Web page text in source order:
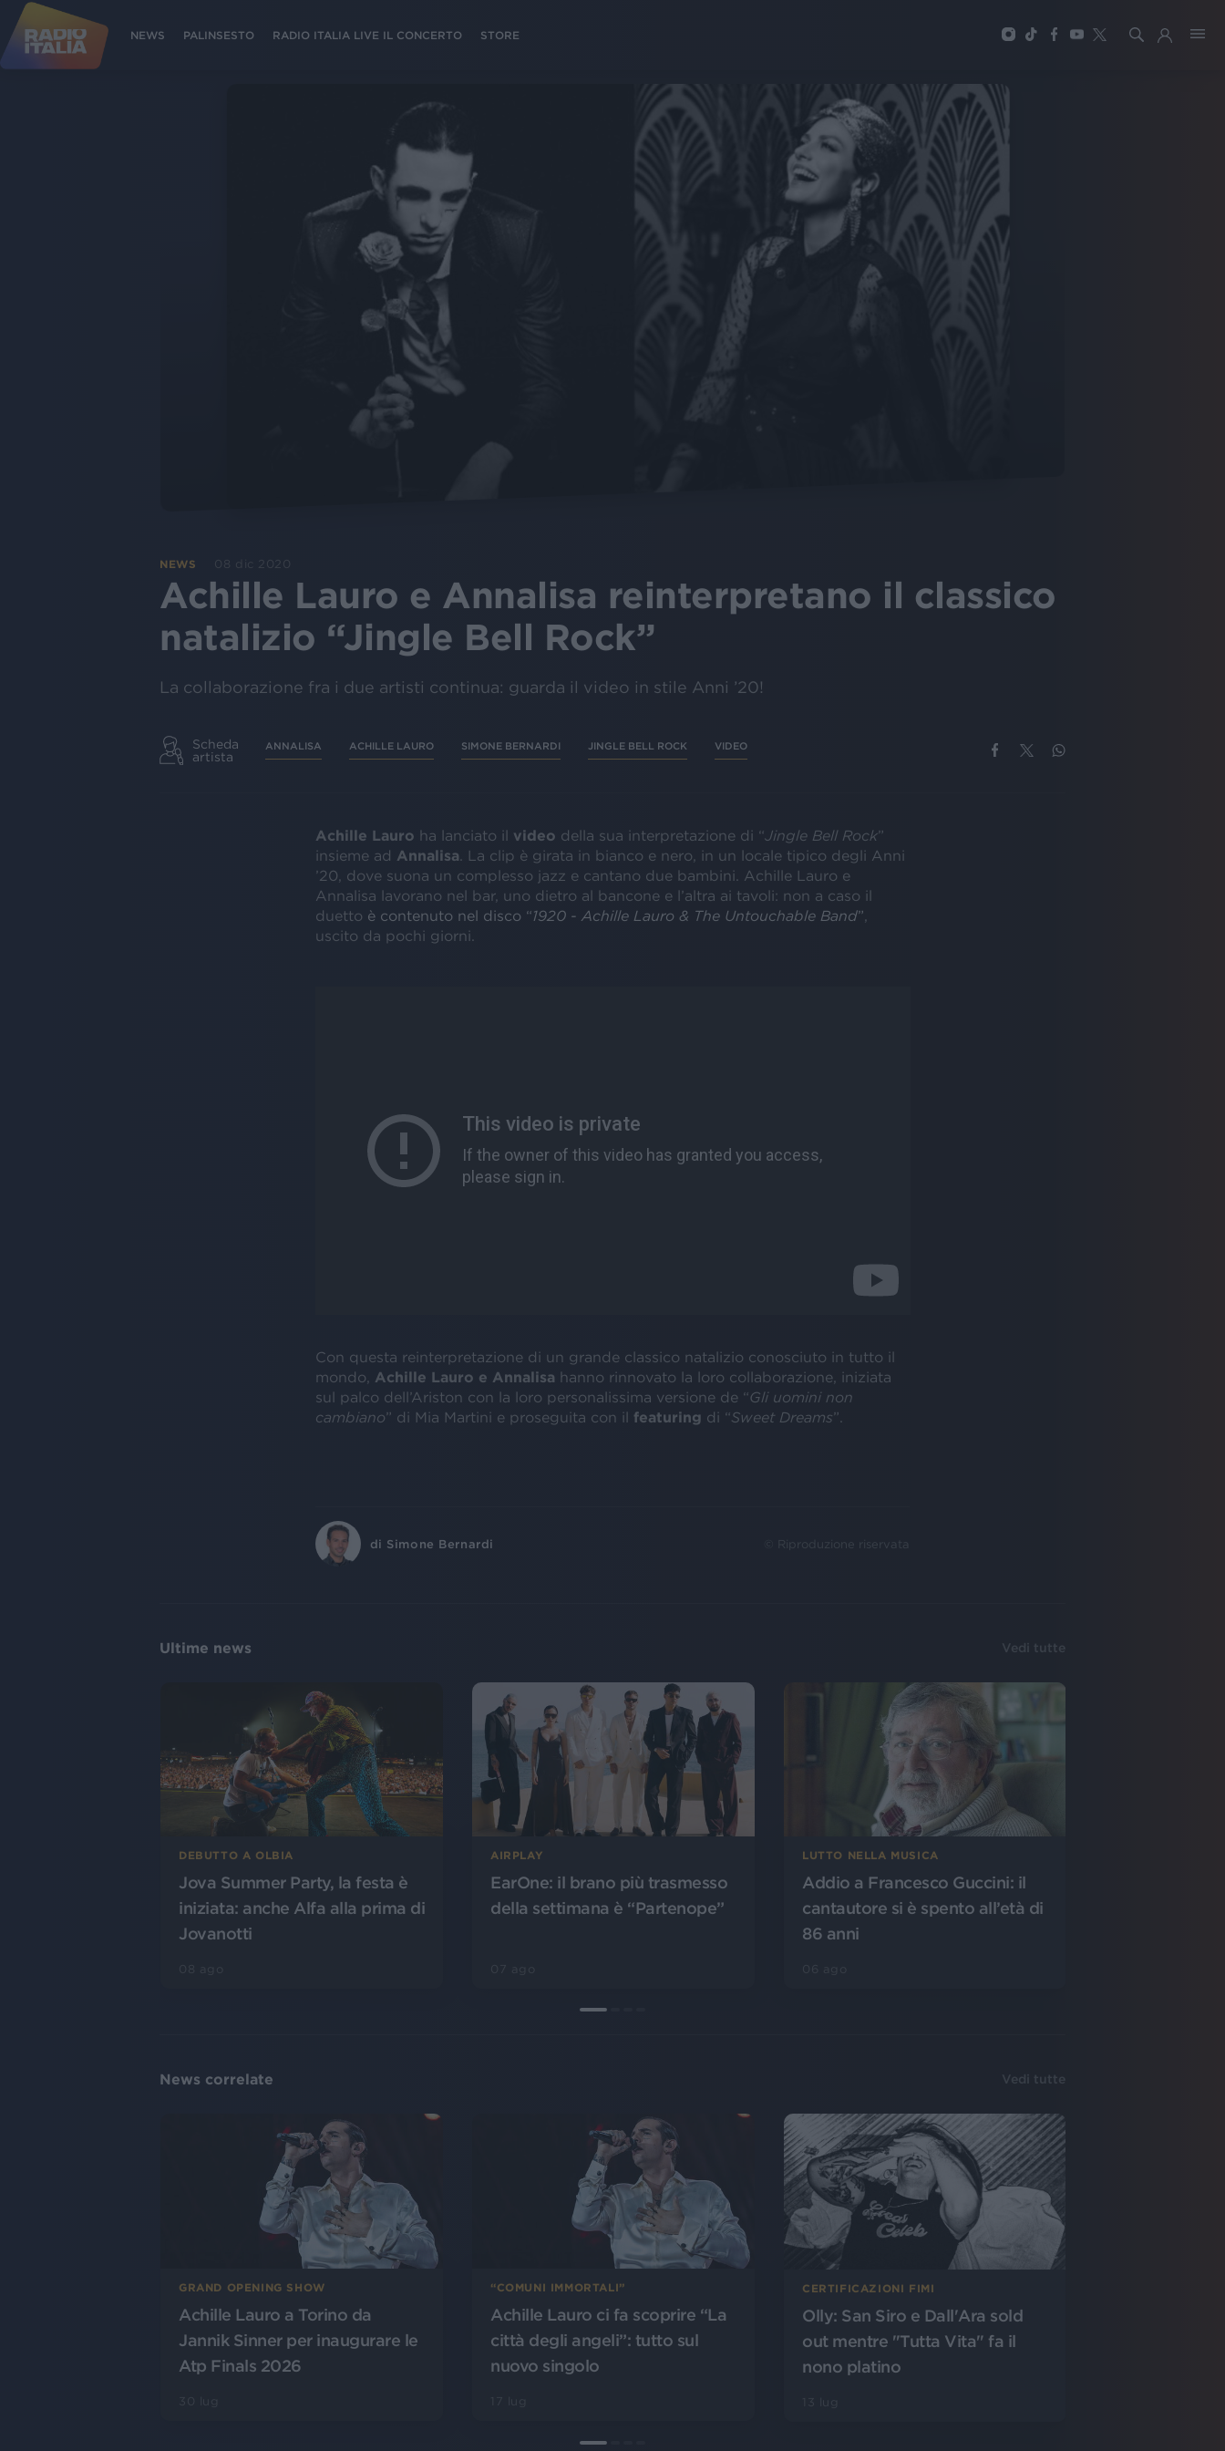
NEWS PALINSESTO RADIO ITALIA LIVE IL CONCERTO STORE
NEWS 08 dic 2020
Achille Lauro e Annalisa reinterpretano il classico
natalizio “Jingle Bell Rock”
La collaborazione fra i due artisti continua: guarda il video in stile Anni ’20!
Scheda
artista
ANNALISA ACHILLE LAURO SIMONE BERNARDI JINGLE BELL ROCK VIDEO
Achille Lauro ha lanciato il video della sua interpretazione di “Jingle Bell Rock”
insieme ad Annalisa . La clip è girata in bianco e nero, in un locale tipico degli Anni
’20, dove suona un complesso jazz e cantano due bambini. Achille Lauro e
Annalisa lavorano nel bar, uno dietro al bancone e l’altra ai tavoli: non a caso il
duetto è contenuto nel disco “1920 - Achille Lauro & The Untouchable Band”
uscito da pochi giorni.
Con questa reinterpretazione di un grande classico natalizio conosciuto in tutto il
mondo, Achille Lauro e Annalisa hanno rinnovato la loro collaborazione, iniziata
sul palco dell’Ariston con la loro personalissima versione de “Gli uomini non
cambiano” di Mia Martini e proseguita con il featuring di “Sweet Dreams”.
di Simone Bernardi © Riproduzione riservata
Ultime news Vedi tutte
DEBUTTO A OLBIA
Jova Summer Party, la festa è
iniziata: anche Alfa alla prima di
Jovanotti
AIRPLAY
EarOne: il brano più trasmesso
della settimana è “Partenope”
LUTTO NELLA MUSICA
Addio a Francesco Guccini: il
cantautore si è spento all’età di
86 anni
News correlate Vedi tutte
GRAND OPENING SHOW
Achille Lauro a Torino da
Jannik Sinner per inaugurare le
Atp Finals 2026
“COMUNI IMMORTALI”
Achille Lauro ci fa scoprire “La
città degli angeli”: tutto sul
nuovo singolo
CERTIFICAZIONI FIMI
Olly: San Siro e Dall'Ara sold
out mentre "Tutta Vita" fa il
nono platino